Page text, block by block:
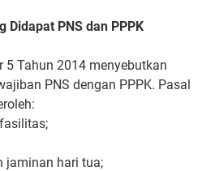
Didapat PNS dan PPPK
5 Tahun 2014 menyebutkan
PNS dengan PPPK. Pasal
jaminan hari tua;